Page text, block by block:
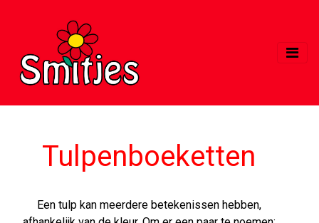
Tulpenboeketten
Een tulp kan meerdere betekenissen hebben,